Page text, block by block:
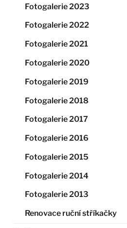
Fotogalerie 2023
Fotogalerie 2022
Fotogalerie 2021
Fotogalerie 2020
Fotogalerie 2019
Fotogalerie 2018
Fotogalerie 2017
Fotogalerie 2016
Fotogalerie 2015
Fotogalerie 2014
Fotogalerie 2013
Renovace ruční stříkačky